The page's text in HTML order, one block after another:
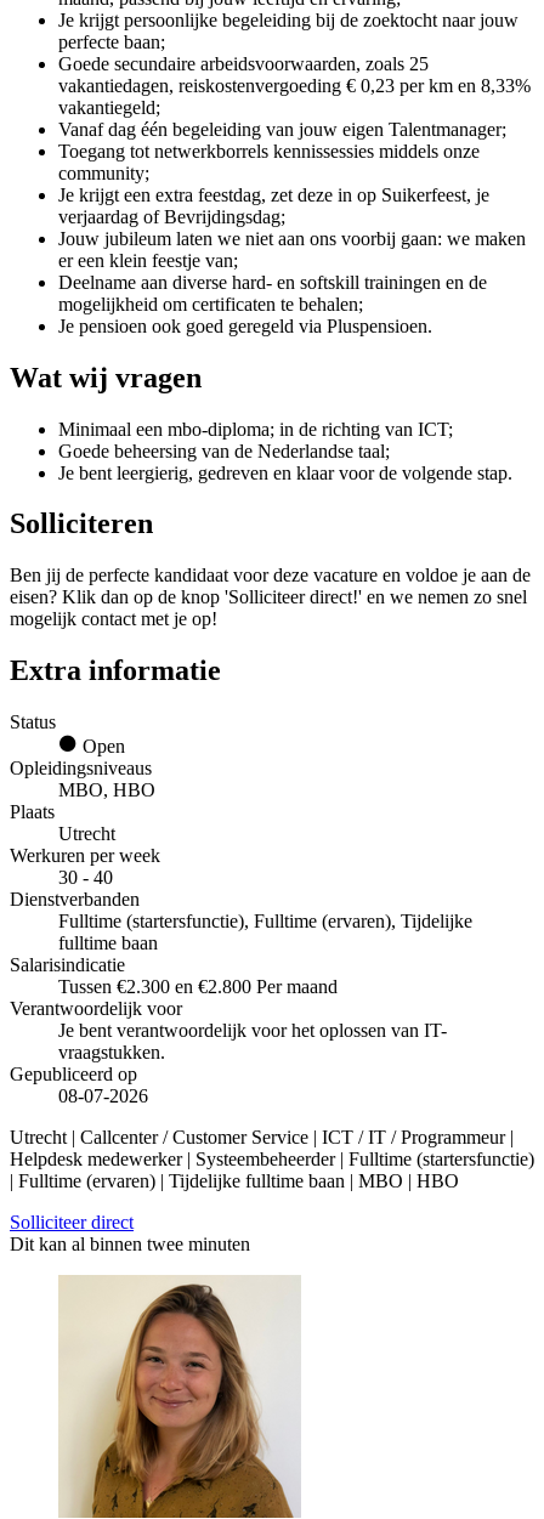
Je krijgt persoonlijke begeleiding bij de zoektocht naar jouw
perfecte baan;
Goede secundaire arbeidsvoorwaarden, zoals 25
vakantiedagen, reiskostenvergoeding € 0,23 per km en 8,33%
vakantiegeld;
Vanaf dag één begeleiding van jouw eigen Talentmanager;
Toegang tot netwerkborrels kennissessies middels onze
community;
Je krijgt een extra feestdag, zet deze in op Suikerfeest, je
verjaardag of Bevrijdingsdag;
Jouw jubileum laten we niet aan ons voorbij gaan: we maken
er een klein feestje van;
Deelname aan diverse hard- en softskill trainingen en de
mogelijkheid om certificaten te behalen;
Je pensioen ook goed geregeld via Pluspensioen.
Wat wij vragen
Minimaal een mbo-diploma; in de richting van ICT;
Goede beheersing van de Nederlandse taal;
Je bent leergierig, gedreven en klaar voor de volgende stap.
Solliciteren
Ben jij de perfecte kandidaat voor deze vacature en voldoe je aan de
eisen? Klik dan op de knop 'Solliciteer direct!' en we nemen zo snel
mogelijk contact met je op!
Extra informatie
Status
Open
Opleidingsniveaus
MBO, HBO
Plaats
Utrecht
Werkuren per week
30 - 40
Dienstverbanden
Fulltime (startersfunctie), Fulltime (ervaren), Tijdelijke
fulltime baan
Salarisindicatie
Tussen €2.300 en €2.800 Per maand
Verantwoordelijk voor
Je bent verantwoordelijk voor het oplossen van IT-
vraagstukken.
Gepubliceerd op
08-07-2026
Utrecht | Callcenter / Customer Service | ICT / IT / Programmeur |
Helpdesk medewerker | Systeembeheerder | Fulltime (startersfunctie)
| Fulltime (ervaren) | Tijdelijke fulltime baan | MBO | HBO
Solliciteer direct
Dit kan al binnen twee minuten